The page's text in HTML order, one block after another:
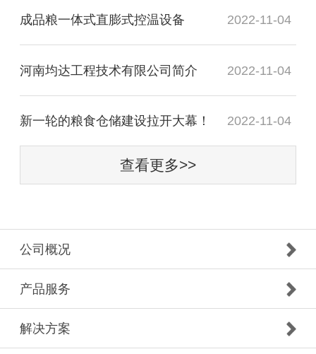
系统、氮气气调系统、内环流控温系统、在线气
及粮库专用地上笼、仓房用门窗、挡粮门、视频
产品的综合性技术、施工方案。同时在粮仓专用
空调设备和低温仓建设施工方面有着超前的设计
的施工整体方案解决等，纯自主研发。 智能
技术再提升公司立足于高新技术研发平台，致力
于中国粮食仓储行业的整体解决方案，涉及粮食
仓储行业和食品加工行业两大板块，几十种产
品。粮库综合智能提升方面的智慧粮库，是指“可
成品粮一体式直膨式控温设备 2022-11-04
河南均达工程技术有限公司简介 2022-11-04
新一轮的粮食仓储建设拉开大幕！ 2022-11-04
查看更多>>
公司概况
产品服务
解决方案